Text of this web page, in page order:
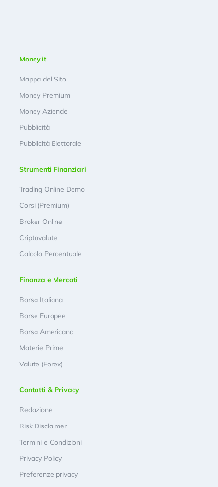
Money.it
Mappa del Sito
Money Premium
Money Aziende
Pubblicità
Pubblicità Elettorale
Strumenti Finanziari
Trading Online Demo
Corsi (Premium)
Broker Online
Criptovalute
Calcolo Percentuale
Finanza e Mercati
Borsa Italiana
Borse Europee
Borsa Americana
Materie Prime
Valute (Forex)
Contatti & Privacy
Redazione
Risk Disclaimer
Termini e Condizioni
Privacy Policy
Preferenze privacy